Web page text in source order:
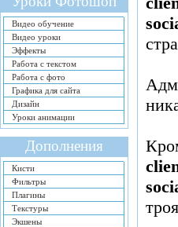
Видео обучение
Видео уроки
Эффекты
Работа с текстом
Работа с фото
Графика для сайта
Дизайн
Уроки анимации
Дополнения
Кисти
Фильтры
Плагины
Текстуры
Экшены